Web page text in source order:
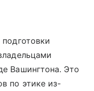
Вашингтона. Это
по этике из-